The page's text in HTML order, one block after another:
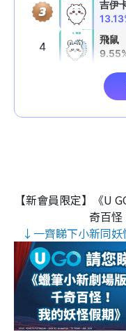
【新會員限定】《U
奇百怪
↓一齊睇下小新同